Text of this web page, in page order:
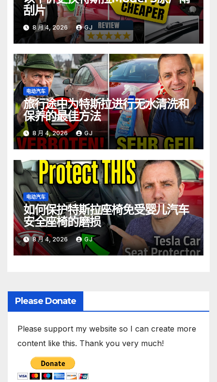
刮片
8 月 4, 2026 GJ
电动汽车
旅行途中为特斯拉进行无水清洗和
保养的最佳方法
8 月 4, 2026 GJ
电动汽车
如何保护特斯拉座椅免受婴儿汽车
安全座椅的磨损
8 月 4, 2026 GJ
Please Donate
Please support my website so I can create more
content like this. Thank you very much!